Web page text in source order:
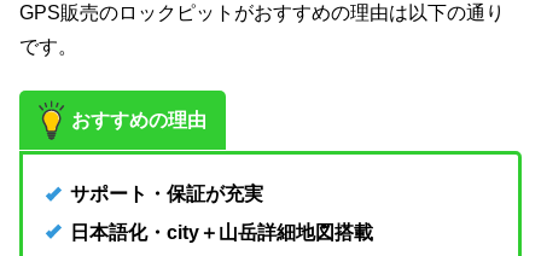
GPS販売のロックピットがおすすめの理由は以下の通り
です。
おすすめの理由
サポート・保証が充実
日本語化・city＋山岳詳細地図搭載